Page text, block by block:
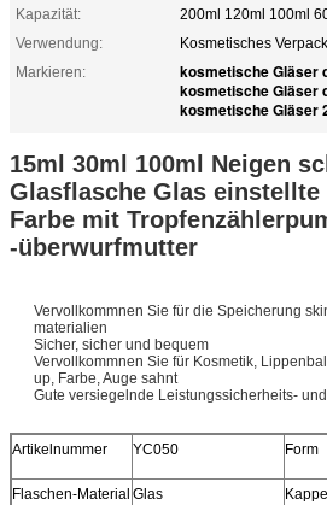
Kapazität:
200ml 120ml 100ml
Verwendung:
Kosmetisches
Markieren:
kosmetische Gläser
kosmetische Gläser
kosmetische Gläser
15ml 30ml 100ml Neigen
Glasflasche Glas einstellte
Farbe mit
-überwurfmutter
Vervollkommnen Sie für die Speicherung
materialien
Sicher, sicher und bequem
Vervollkommnen Sie für Kosmetik,
up, Farbe, Auge sahnt
Gute versiegelnde Leistungssicherheits-
Artikelnummer YC050 Form
Flaschen-Material Glas